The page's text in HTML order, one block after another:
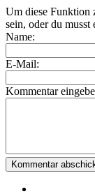
Um diese Funktion
sein, oder du musst
Name:
E-Mail:
Kommentar
Kommentar